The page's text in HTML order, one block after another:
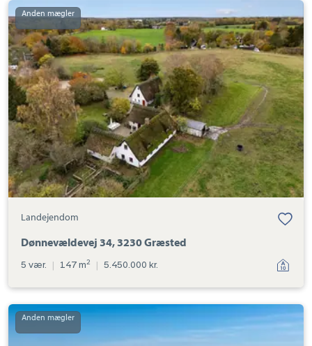
Landejendom:
Dønnevældevej
34,
3230
Græsted
Landejendom
Dønnevældevej 34, 3230 Græsted
5 vær. | 147 m2 | 5.450.000 kr.
Landejendom:
Bavnebakken